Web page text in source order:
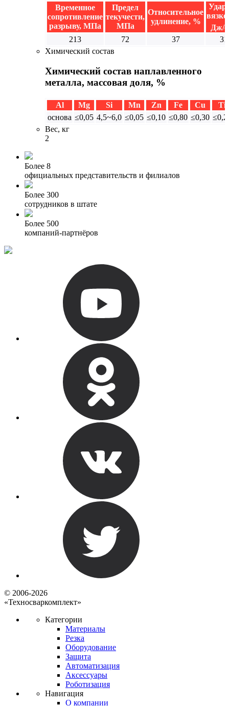
Временное
сопротивление
разрыву, МПа
Предел
текучести,
МПа
Относительное
удлинение, %
Дж/
213
72 37
31
Химический состав
Химический состав наплавленного
металла, массовая доля, %
Al Mg Si Mn Zn Fe Cu
Ti
основа ≤0,05 4,5~6,0 ≤0,05 ≤0,10 ≤0,80 ≤0,30
Вес, кг
2
Более 8
официальных представительств и филиалов
Более 300
сотрудников в штате
Более 500
компаний-партнёров
© 2006-2026
«Техносваркомплект»
Категории
Материалы
Резка
Оборудование
Защита
Автоматизация
Аксессуары
Роботизация
Навигация
О компании